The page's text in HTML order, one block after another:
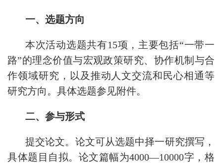
一、选题方向
本次活动选题共有15项，主要包括“一带一
路”的理念价值与宏观政策研究、协作机制与合
作领域研究，以及推动人文交流和民心相通等
研究方向。具体选题参见附件。
二、参与形式
提交论文。论文可从选题中择一研究撰写，
具体题目自拟。论文篇幅为4000—10000字，格